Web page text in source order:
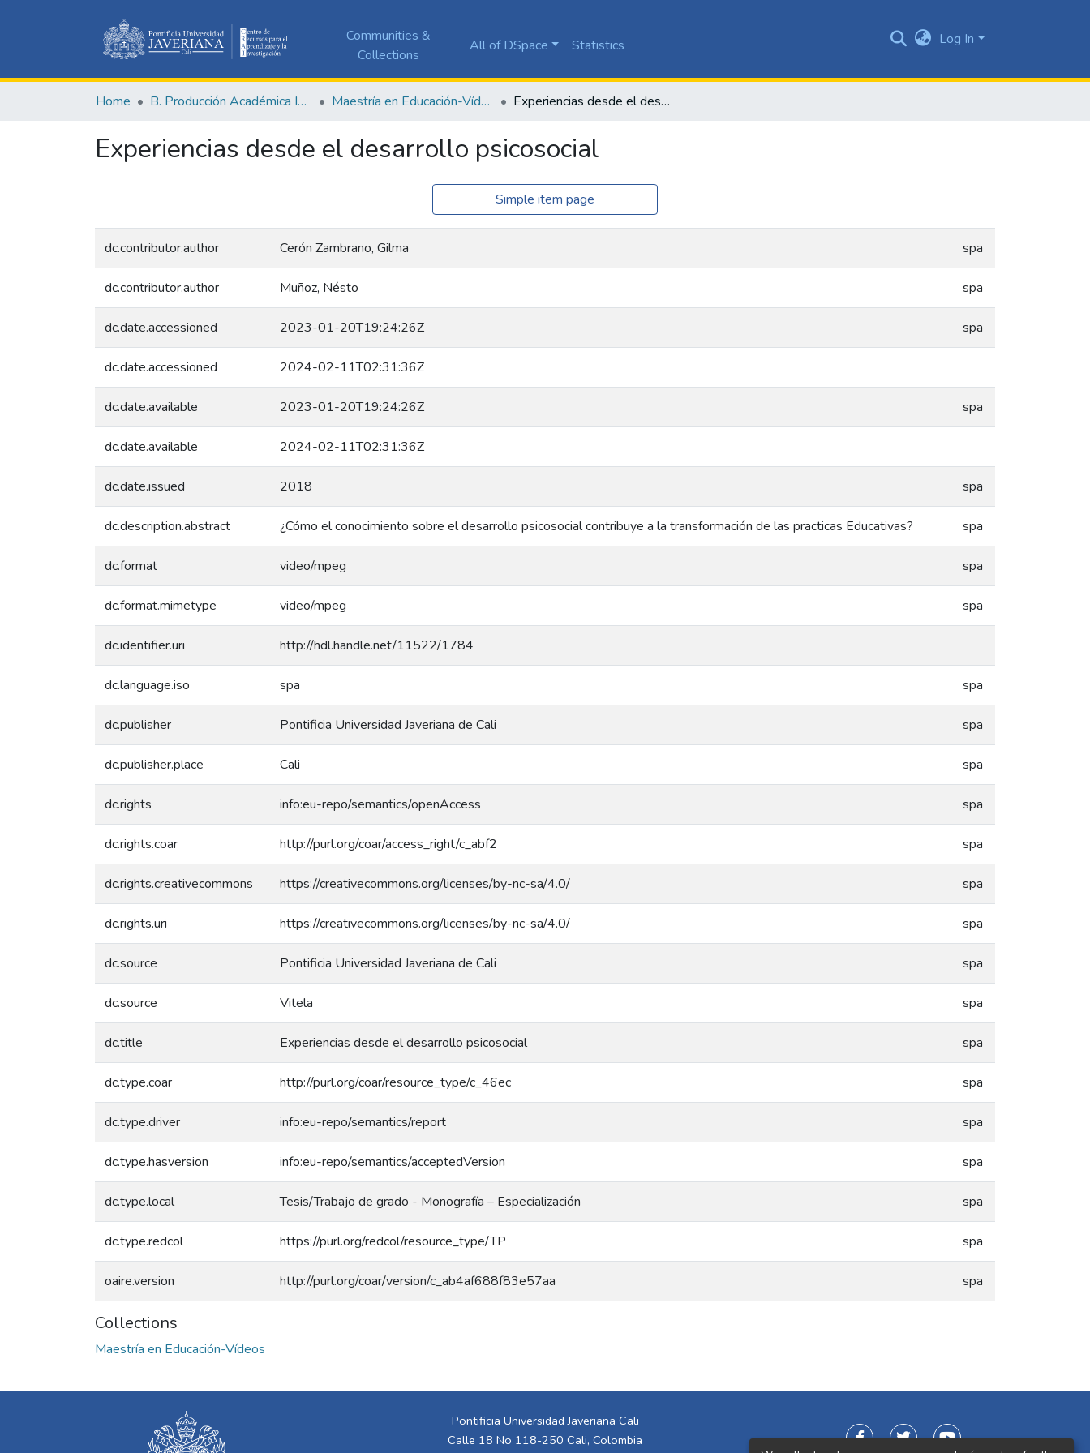
Communities &
Collections
All of DSpace Statistics Log In
Home B. Producción Académica Institucional Maestría en Educación-Vídeos Experiencias desde el desarrollo psicosocial
Experiencias desde el desarrollo psicosocial
Simple item page
dc.contributor.author Cerón Zambrano, Gilma spa
dc.contributor.author Muñoz, Nésto spa
dc.date.accessioned 2023-01-20T19:24:26Z spa
dc.date.accessioned 2024-02-11T02:31:36Z
dc.date.available 2023-01-20T19:24:26Z spa
dc.date.available 2024-02-11T02:31:36Z
dc.date.issued 2018 spa
dc.description.abstract ¿Cómo el conocimiento sobre el desarrollo psicosocial contribuye a la transformación de las practicas Educativas? spa
dc.format video/mpeg spa
dc.format.mimetype video/mpeg spa
dc.identifier.uri http://hdl.handle.net/11522/1784
dc.language.iso spa spa
dc.publisher Pontificia Universidad Javeriana de Cali spa
dc.publisher.place Cali spa
dc.rights info:eu-repo/semantics/openAccess spa
dc.rights.coar http://purl.org/coar/access_right/c_abf2 spa
dc.rights.creativecommons https://creativecommons.org/licenses/by-nc-sa/4.0/ spa
dc.rights.uri https://creativecommons.org/licenses/by-nc-sa/4.0/ spa
dc.source Pontificia Universidad Javeriana de Cali spa
dc.source Vitela spa
dc.title Experiencias desde el desarrollo psicosocial spa
dc.type.coar http://purl.org/coar/resource_type/c_46ec spa
dc.type.driver info:eu-repo/semantics/report spa
dc.type.hasversion info:eu-repo/semantics/acceptedVersion spa
dc.type.local Tesis/Trabajo de grado - Monografía – Especialización spa
dc.type.redcol https://purl.org/redcol/resource_type/TP spa
oaire.version http://purl.org/coar/version/c_ab4af688f83e57aa spa
Collections
Maestría en Educación-Vídeos
Pontificia Universidad Javeriana Cali
Calle 18 No 118-250 Cali, Colombia